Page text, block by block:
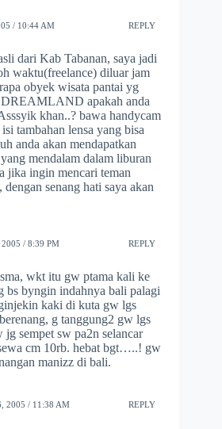
/ 10:44 AM REPLY
dari Kab Tabanan, saya jadi
waktu(freelance) diluar jam
obyek wisata pantai yg
apakah anda
khan..? bawa handycam
tambahan lensa yang bisa
anda akan mendapatkan
mendalam dalam liburan
jika ingin mencari teman
dengan senang hati saya akan
/ 8:39 PM REPLY
wkt itu gw ptama kali ke
bs byngin indahnya bali palagi
kaki di kuta gw lgs
g tanggung2 gw lgs
jg sempet sw pa2n selancar
cm 10rb. hebat bgt…..! gw
manizz di bali.
2005 / 11:38 AM REPLY